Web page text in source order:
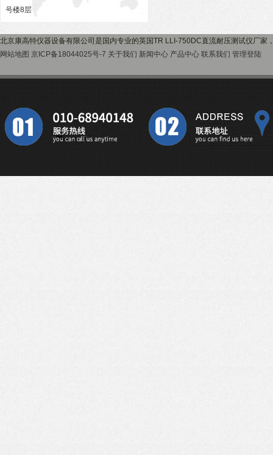
号楼8层
北京康高特仪器设备有限公司是国内专业的英国TR LLI-750DC直流耐压测试仪厂家
网站地图 京ICP备18044025号-7 关于我们 新闻中心 产品中心 联系我们 管理登陆